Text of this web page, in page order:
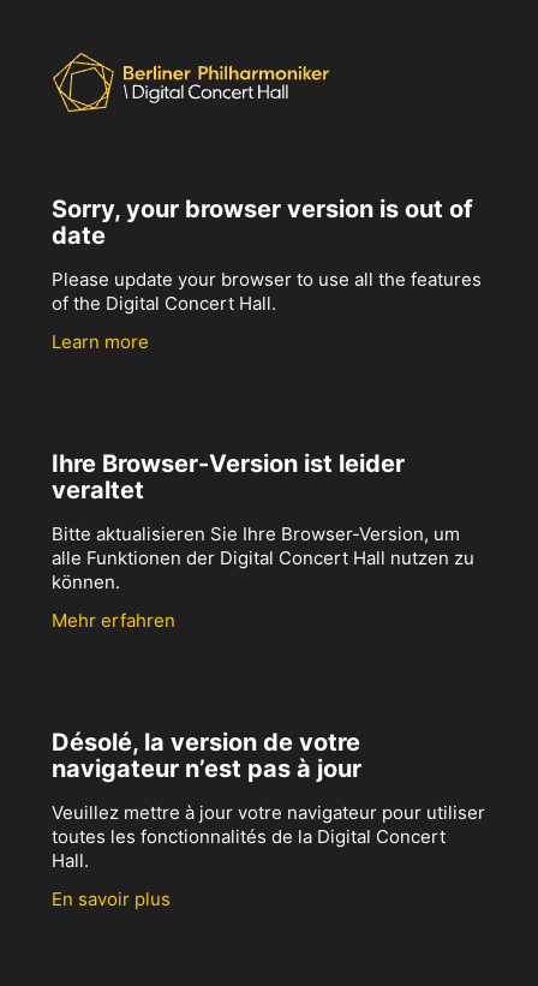
Sorry, your browser version is out of
date
Please update your browser to use all the features
of the Digital Concert Hall.
Learn more
Ihre Browser-Version ist leider
veraltet
Bitte aktualisieren Sie Ihre Browser-Version, um
alle Funktionen der Digital Concert Hall nutzen zu
können.
Mehr erfahren
Désolé, la version de votre
navigateur n’est pas à jour
Veuillez mettre à jour votre navigateur pour utiliser
toutes les fonctionnalités de la Digital Concert
Hall.
En savoir plus